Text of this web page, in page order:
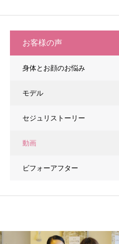
お客様の声
身体とお顔のお悩み
モデル
セジュリストーリー
動画
ビフォーアフター